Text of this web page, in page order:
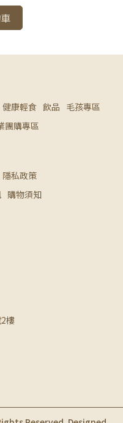
健康輕食 飲品 毛孩專區
團購專區
隱私政策
購物須知
樓